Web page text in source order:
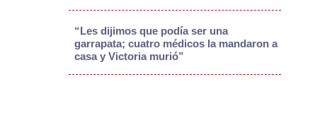
“Les dijimos que podía ser una
garrapata; cuatro médicos la mandaron a
casa y Victoria murió”